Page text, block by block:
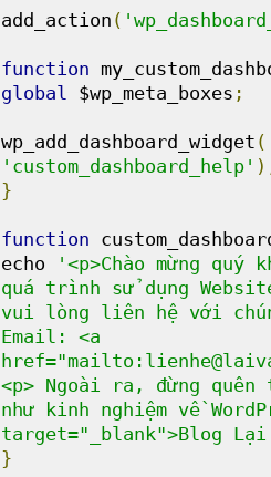
add_action (
function
global $wp_meta_boxes ;
wp_add_dashboard_widget (
'custom_dashboard_help'
}
function
echo
'<p>Chào mừng quý
quá trình sử dụng
vui lòng liên hệ với
Email: <a
<p> Ngoài ra, đừng
như kinh nghiệm về
target="_blank">Blog Lại
}